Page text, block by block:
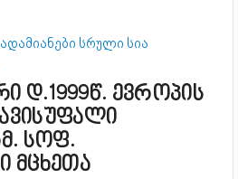
სრული სია
დ.1999წ. ევროპის
სოფ.
მცხეთა